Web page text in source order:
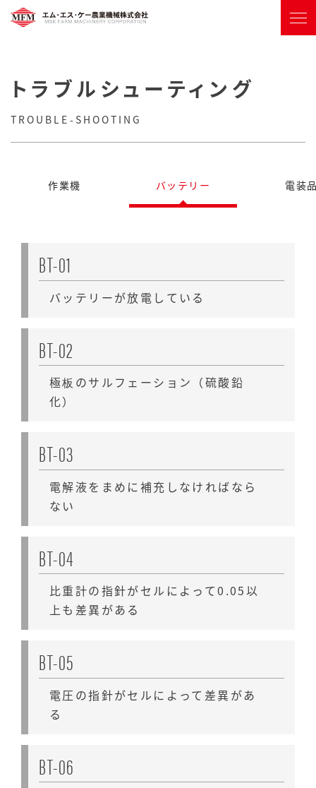
トラブルシューティング
TROUBLE-SHOOTING
作業機 バッテリー 電装
BT-01
バッテリーが放電している
BT-02
極板のサルフェーション（硫酸鉛
化）
BT-03
電解液をまめに補充しなければなら
ない
BT-04
比重計の指針がセルによって0.05以
上も差異がある
BT-05
電圧の指針がセルによって差異があ
る
BT-06